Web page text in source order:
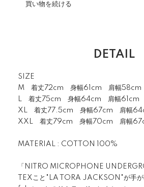
買い物を続ける
DETAIL
SIZE
M 着丈72cm 身幅61cm 肩幅58cm
L 着丈75cm 身幅64cm 肩幅61cm
XL 着丈77.5cm 身幅67cm 肩幅
XXL 着丈79cm 身幅70cm 肩幅
MATERIAL : COTTON 100%
「NITRO MICROPHONE
TEXこと"LA TORA JACKSON"が手